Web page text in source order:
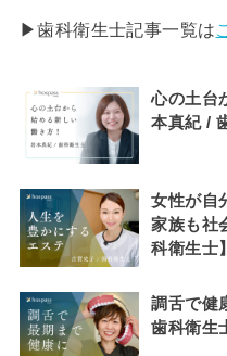
▶︎歯科衛生士記事一覧は
心の土台
本真紀 /
女性が自
家族も社
科衛生士】
調舌で健
歯科衛生